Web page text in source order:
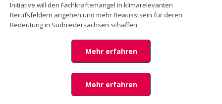
Initiative will den Fachkräftemangel in klimarelevanten
Berufsfeldern angehen und mehr Bewusstsein für deren
Bedeutung in Südniedersachsen schaffen.
Mehr erfahren
Mehr erfahren